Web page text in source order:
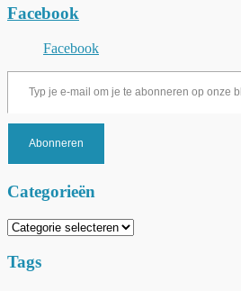
Facebook
Facebook
Typ je e-mail om je te abonneren op onze blog...
Abonneren
Categorieën
Categorieën
Tags